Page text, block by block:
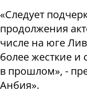
«Следует
продолжения
числе на юге
более жесткие
в прошлом», -
Анбия».